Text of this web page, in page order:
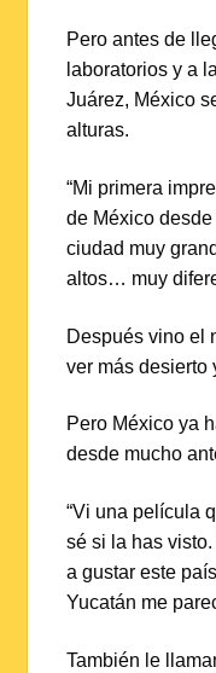
Pero antes de
laboratorios y a
Juárez, México
alturas.
“Mi primera
de México
ciudad muy
altos… muy
Después vino el
ver más desierto
Pero México ya
desde mucho
“Vi una película
sé si la has
a gustar este
Yucatán me
También le